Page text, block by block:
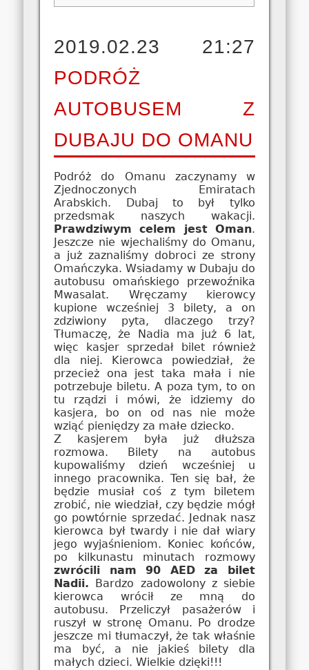
2019.02.23 21:27
PODRÓŻ
AUTOBUSEM Z
DUBAJU DO OMANU
Podróż do Omanu zaczynamy w
Zjednoczonych Emiratach
Arabskich. Dubaj to był tylko
przedsmak naszych wakacji.
Prawdziwym celem jest Oman.
Jeszcze nie wjechaliśmy do Omanu,
a już zaznaliśmy dobroci ze strony
Omańczyka. Wsiadamy w Dubaju do
autobusu omańskiego przewoźnika
Mwasalat. Wręczamy kierowcy
kupione wcześniej 3 bilety, a on
zdziwiony pyta, dlaczego trzy?
Tłumaczę, że Nadia ma już 6 lat,
więc kasjer sprzedał bilet również
dla niej. Kierowca powiedział, że
przecież ona jest taka mała i nie
potrzebuje biletu. A poza tym, to on
tu rządzi i mówi, że idziemy do
kasjera, bo on od nas nie może
wziąć pieniędzy za małe dziecko.
Z kasjerem była już dłuższa
rozmowa. Bilety na autobus
kupowaliśmy dzień wcześniej u
innego pracownika. Ten się bał, że
będzie musiał coś z tym biletem
zrobić, nie wiedział, czy będzie mógł
go powtórnie sprzedać. Jednak nasz
kierowca był twardy i nie dał wiary
jego wyjaśnieniom. Koniec końców,
po kilkunastu minutach rozmowy
zwrócili nam 90 AED za bilet
Nadii. Bardzo zadowolony z siebie
kierowca wrócił ze mną do
autobusu. Przeliczył pasażerów i
ruszył w stronę Omanu. Po drodze
jeszcze mi tłumaczył, że tak właśnie
ma być, a nie jakieś bilety dla
małych dzieci. Wielkie dzięki!!!